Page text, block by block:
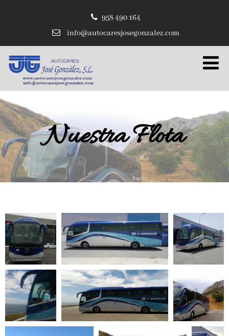
958 490 164
info@autocaresjosegonzalez.com
Nuestra Flota